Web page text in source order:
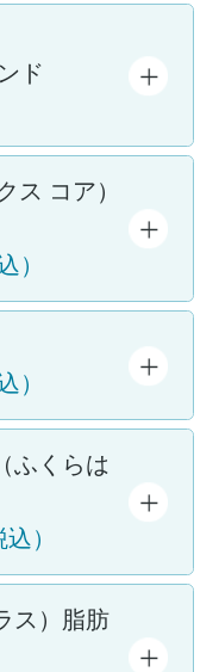
ド
ス コア）
）
）
ふくらは
込）
ス）脂肪